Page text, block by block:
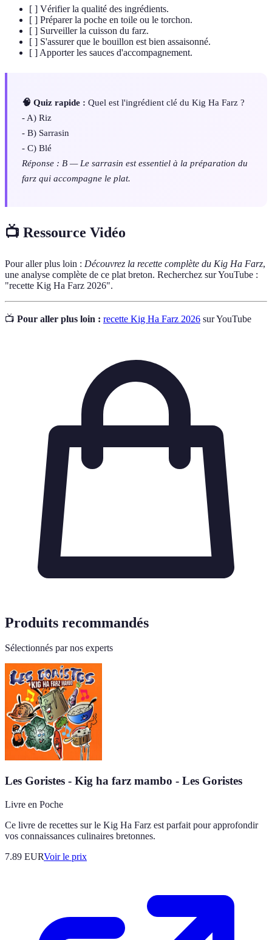
[ ] Vérifier la qualité des ingrédients.
[ ] Préparer la poche en toile ou le torchon.
[ ] Surveiller la cuisson du farz.
[ ] S'assurer que le bouillon est bien assaisonné.
[ ] Apporter les sauces d'accompagnement.
🧠 Quiz rapide : Quel est l'ingrédient clé du Kig Ha Farz ?
- A) Riz
- B) Sarrasin
- C) Blé
Réponse : B — Le sarrasin est essentiel à la préparation du
farz qui accompagne le plat.
📺 Ressource Vidéo
Pour aller plus loin : Découvrez la recette complète du Kig Ha Farz,
une analyse complète de ce plat breton. Recherchez sur YouTube :
"recette Kig Ha Farz 2026".
📺 Pour aller plus loin : recette Kig Ha Farz 2026 sur YouTube
Produits recommandés
Sélectionnés par nos experts
Les Goristes - Kig ha farz mambo - Les Goristes
Livre en Poche
Ce livre de recettes sur le Kig Ha Farz est parfait pour approfondir
vos connaissances culinaires bretonnes.
7.89 EURVoir le prix